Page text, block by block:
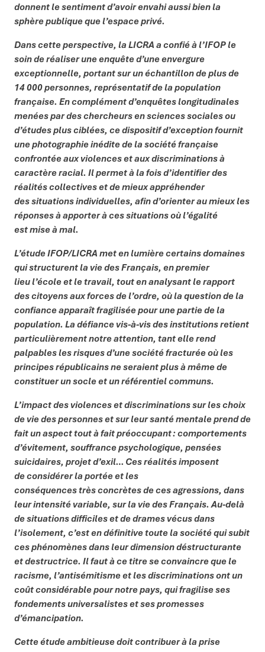
donnent le sentiment d’avoir envahi aussi bien la
sphère publique que l’espace privé.
Dans cette perspective, la LICRA a confié à l’IFOP le
soin de réaliser une enquête d’une envergure
exceptionnelle, portant sur un échantillon de plus de
14 000 personnes, représentatif de la population
française. En complément d’enquêtes longitudinales
menées par des chercheurs en sciences sociales ou
d’études plus ciblées, ce dispositif d’exception fournit
une photographie inédite de la société française
confrontée aux violences et aux discriminations à
caractère racial. Il permet à la fois d’identifier des
réalités collectives et de mieux appréhender
des situations individuelles, afin d’orienter au mieux les
réponses à apporter à ces situations où l’égalité
est mise à mal.
L’étude IFOP/LICRA met en lumière certains domaines
qui structurent la vie des Français, en premier
lieu l’école et le travail, tout en analysant le rapport
des citoyens aux forces de l’ordre, où la question de la
confiance apparaît fragilisée pour une partie de la
population. La défiance vis-à-vis des institutions retient
particulièrement notre attention, tant elle rend
palpables les risques d’une société fracturée où les
principes républicains ne seraient plus à même de
constituer un socle et un référentiel communs.
L’impact des violences et discriminations sur les choix
de vie des personnes et sur leur santé mentale prend de
fait un aspect tout à fait préoccupant : comportements
d’évitement, souffrance psychologique, pensées
suicidaires, projet d’exil… Ces réalités imposent
de considérer la portée et les
conséquences très concrètes de ces agressions, dans
leur intensité variable, sur la vie des Français. Au-delà
de situations difficiles et de drames vécus dans
l’isolement, c’est en définitive toute la société qui subit
ces phénomènes dans leur dimension déstructurante
et destructrice. Il faut à ce titre se convaincre que le
racisme, l’antisémitisme et les discriminations ont un
coût considérable pour notre pays, qui fragilise ses
fondements universalistes et ses promesses
d’émancipation.
Cette étude ambitieuse doit contribuer à la prise